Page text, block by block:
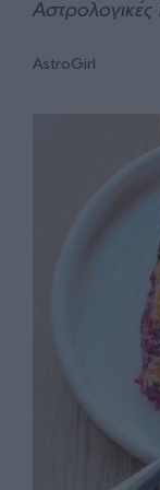
AstroGirl